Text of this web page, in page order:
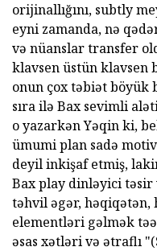
orijinallığını, subtly
eyni zamanda, nə
və nüanslar transfer
klavsen üstün klavsen
onun çox təbiət
sıra ilə Bax sevimli
o yazarkən Yəqin ki,
ümumi plan sadə
deyil inkişaf etmiş,
Bax play dinləyici təsir
təhvil əgər,
elementləri gəlmək
əsas xətləri və ətraflı